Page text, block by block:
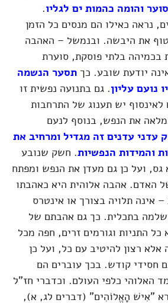
והומה כהמות ים לגליו.
נראה כאילו הם מנסים כל הזמן
את היבשה. ובנמשל – האהבה
בלתי פוסקת, סוערת
יודעת שובע. כךתסער הנשמה
עליון. גם בתנועה נפשית זו
יש תענוג של התרחבות
את הנפש, בנוסף לנעם
עדנים זה מגדיל ומרחיב את
והמידות הנפשיות. חשק שנובע
ועל כן גם מעדן את הנפש ומפתח
האדם. אהבה אלוהית היא כאהבתו
אינה תלויה בצורך או אינטרס
בתכלית. כך גם אהבתם של
התניות וגורמים זרים, חפה מכל
רצון להיטיב עם כל, ועל כן
קודש. בכך עוברים הם
כלפי העולם. וכדברי חז"ל
"אִישׁ הָאֱלוֹהִים"(דברים לג, א),